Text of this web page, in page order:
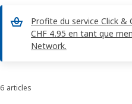
Profite du service Click &
CHF 4.95 en tant que
Network.
Trier et filtrer
6 articles